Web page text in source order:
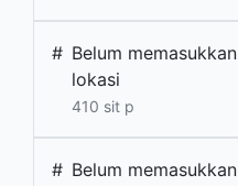
# Belum memasukkan
lokasi
410 sit p
# Belum memasukkan